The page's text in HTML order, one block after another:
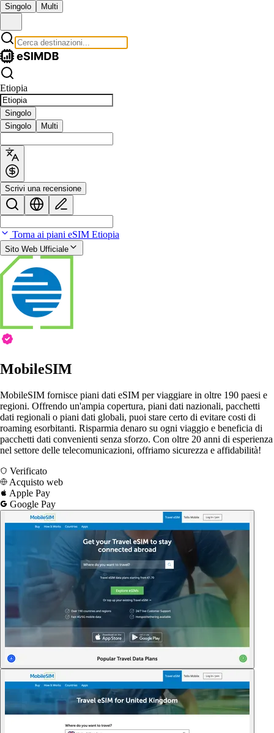
Singolo Multi
Etiopia
Singolo
Singolo
Multi
Scrivi una recensione
Torna ai piani eSIM Etiopia
Sito Web Ufficiale
MobileSIM
MobileSIM fornisce piani dati eSIM per viaggiare in oltre 190 paesi e
regioni. Offrendo un'ampia copertura, piani dati nazionali, pacchetti
dati regionali o piani dati globali, puoi stare certo di evitare costi di
roaming esorbitanti. Risparmia denaro su ogni viaggio e beneficia di
pacchetti dati convenienti senza sforzo. Con oltre 20 anni di esperienza
nel settore delle telecomunicazioni, offriamo sicurezza e affidabilità!
Verificato
Acquisto web
Apple Pay
Google Pay